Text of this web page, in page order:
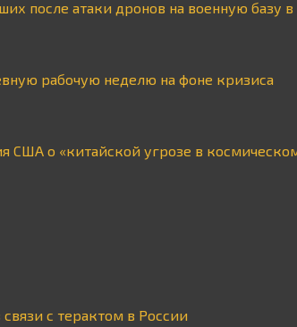
после атаки дронов на военную базу
рабочую неделю на фоне кризиса
США о «китайской угрозе в
с терактом в России